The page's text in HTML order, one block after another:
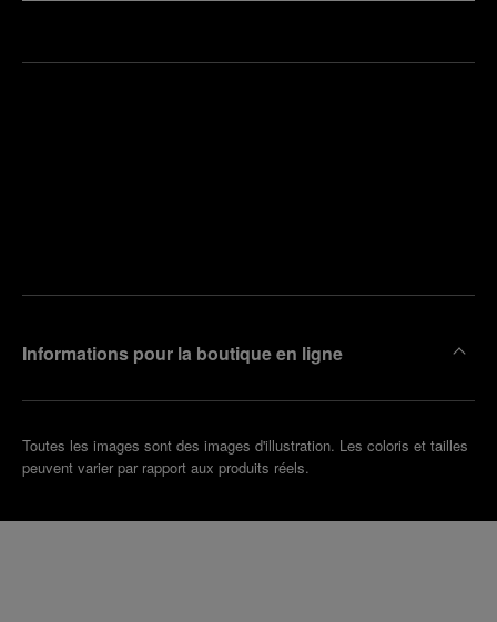
Informations pour la boutique en ligne
Toutes les images sont des images d'illustration. Les coloris et tailles
peuvent varier par rapport aux produits réels.